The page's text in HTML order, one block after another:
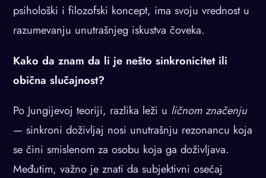
psihološki i filozofski koncept, ima svoju vrednost u
razumevanju unutrašnjeg iskustva čoveka.
Kako da znam da li je nešto sinkronicitet ili
obična slučajnost?
Po Jungijevoj teoriji, razlika leži u ličnom značenju
— sinkroni doživljaj nosi unutrašnju rezonancu koja
se čini smislenom za osobu koja ga doživljava.
Međutim, važno je znati da subjektivni osećaj